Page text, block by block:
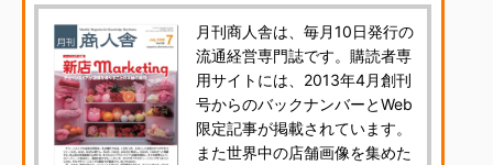
月刊商人舎は、毎月10日発行の
流通経営専門誌です。購読者専
用サイトには、2013年4月創刊
号からのバックナンバーとWeb
限定記事が掲載されています。
また世界中の店舗画像を集めた